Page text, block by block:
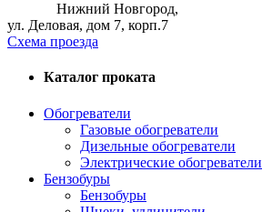
Нижний Новгород,
ул. Деловая, дом 7, корп.7
Схема проезда
Каталог проката
Обогреватели
Газовые обогреватели
Дизельные обогреватели
Электрические обогреватели
Бензобуры
Бензобуры